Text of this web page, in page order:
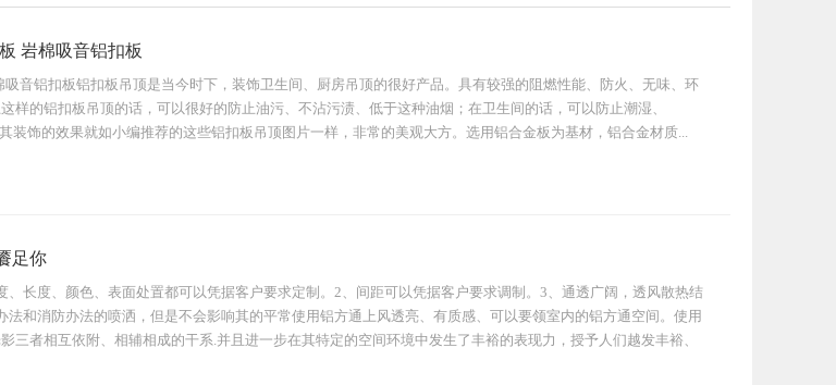
岩棉吸音铝扣板
音铝扣板铝扣板吊顶是当今时下，装饰卫生间、厨房吊顶的很好产品。具有较强的阻燃性能、防火、无味、环
样的铝扣板吊顶的话，可以很好的防止油污、不沾污渍、低于这种油烟；在卫生间的话，可以防止潮湿、
饰的效果就如小编推荐的这些铝扣板吊顶图片一样，非常的美观大方。选用铝合金板为基材，铝合金材质...
足你
、长度、颜色、表面处置都可以凭据客户要求定制。2、间距可以凭据客户要求调制。3、通透广阔，透风散热结
法和消防办法的喷洒，但是不会影响其的平常使用铝方通上风透亮、有质感、可以要领室内的铝方通空间。使用
三者相互依附、相辅相成的干系.并且进一步在其特定的空间环境中发生了丰裕的表现力，授予人们越发丰裕、